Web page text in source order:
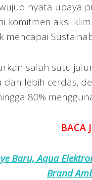
nyata upaya
komitmen aksi
salah satu
dan lebih cerdas,
80%
BACA
Baru, Aqua
Brand